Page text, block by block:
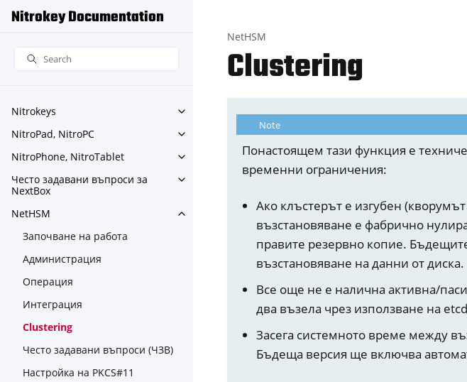
Nitrokey Documentation
Nitrokeys
Toggle navigation of Nitrokeys
NitroPad, NitroPC
Toggle navigation of NitroPad, NitroPC
NitroPhone, NitroTablet
Toggle navigation of NitroPhone, NitroTablet
Често задавани въпроси за
NextBox
Toggle navigation of Често задавани въпроси за NextBox
NetHSM
Toggle navigation of NetHSM
Започване на работа
Администрация
Операция
Интеграция
Clustering
Често задавани въпроси (ЧЗВ)
Настройка на PKCS#11
NetHSM
Clustering
Note
Понастоящем тази функция е
временни ограничения:
Ако клъстерът е изгубен
възстановяване е фабрично
правите резервно копие.
възстановяване на данни от диска.
Все още не е налична активна/
два възела чрез използване на
Засега системното време между
Бъдеща версия ще включва